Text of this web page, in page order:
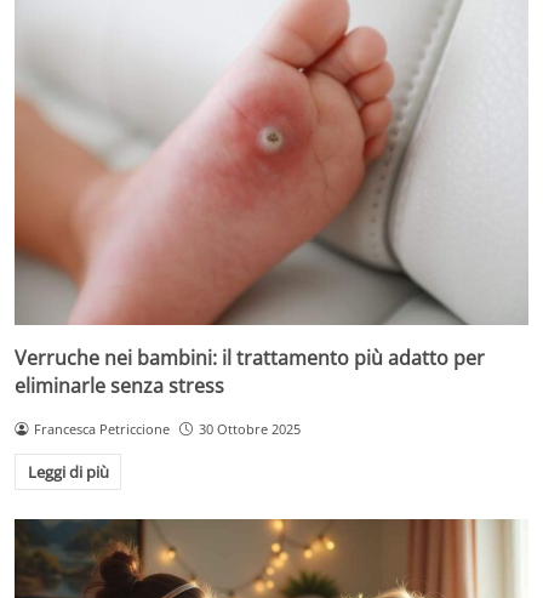
Verruche nei bambini: il trattamento più adatto per
eliminarle senza stress
Francesca Petriccione 30 Ottobre 2025
Leggi di più